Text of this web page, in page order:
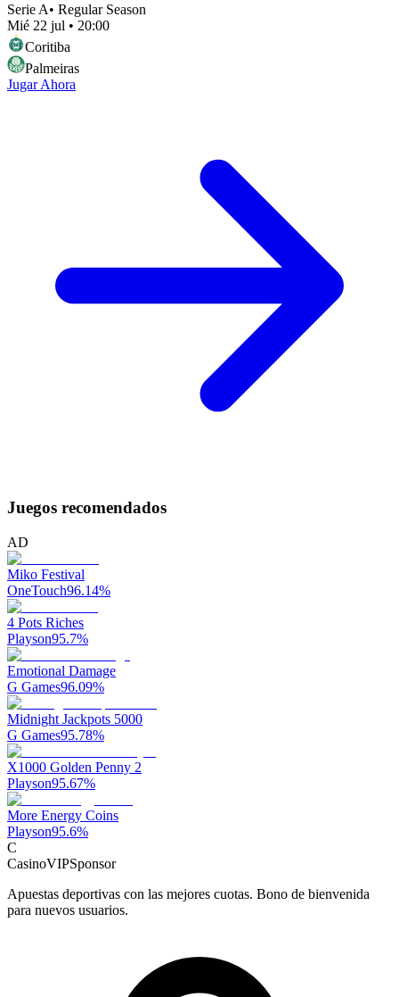
Serie A• Regular Season
Mié 22 jul • 20:00
Coritiba
Palmeiras
Jugar Ahora
Juegos recomendados
AD
Miko Festival
OneTouch96.14%
4 Pots Riches
Playson95.7%
Emotional Damage
G Games96.09%
Midnight Jackpots 5000
G Games95.78%
X1000 Golden Penny 2
Playson95.67%
More Energy Coins
Playson95.6%
C
CasinoVIPSponsor
Apuestas deportivas con las mejores cuotas. Bono de bienvenida
para nuevos usuarios.